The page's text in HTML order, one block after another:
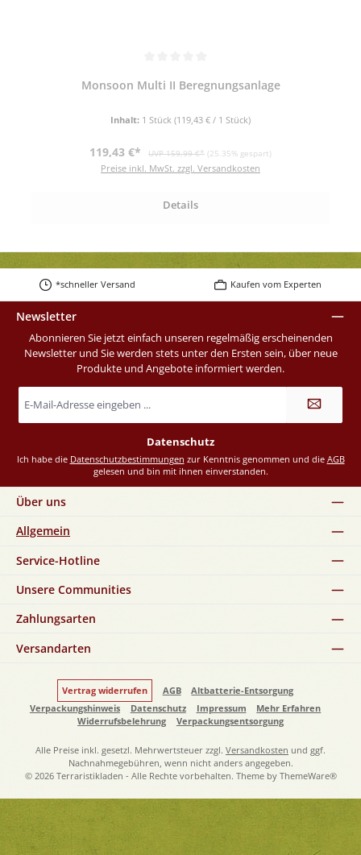
Monsoon Multi II Beregnungsanlage
Inhalt: 1 Stück (119,43 € / 1 Stück)
Verkaufspreis:
119,43 €* Regulärer Preis:
UVP 159,99 €* (25.35% gespart)
Preise inkl. MwSt. zzgl. Versandkosten
Details
*schneller Versand Kaufen vom Experten
Newsletter
Abonnieren Sie jetzt einfach unseren regelmäßig erscheinenden
Newsletter und Sie werden stets unter den Ersten sein, über neue
Produkte und Angebote informiert werden.
E-
Mail-
Datenschutz
Ich habe die Datenschutzbestimmungen zur Kenntnis genommen und die AGB
gelesen und bin mit ihnen einverstanden.
Über uns
Allgemein
Service-Hotline
Unsere Communities
Zahlungsarten
Versandarten
Vertrag widerrufen AGB
Altbatterie-Entsorgung
Verpackungshinweis
Datenschutz Impressum
Mehr Erfahren
Widerrufsbelehrung
Verpackungsentsorgung
Alle Preise inkl. gesetzl. Mehrwertsteuer zzgl. Versandkosten und ggf.
Nachnahmegebühren, wenn nicht anders angegeben.
© 2026 Terraristikladen - Alle Rechte vorbehalten. Theme by ThemeWare®